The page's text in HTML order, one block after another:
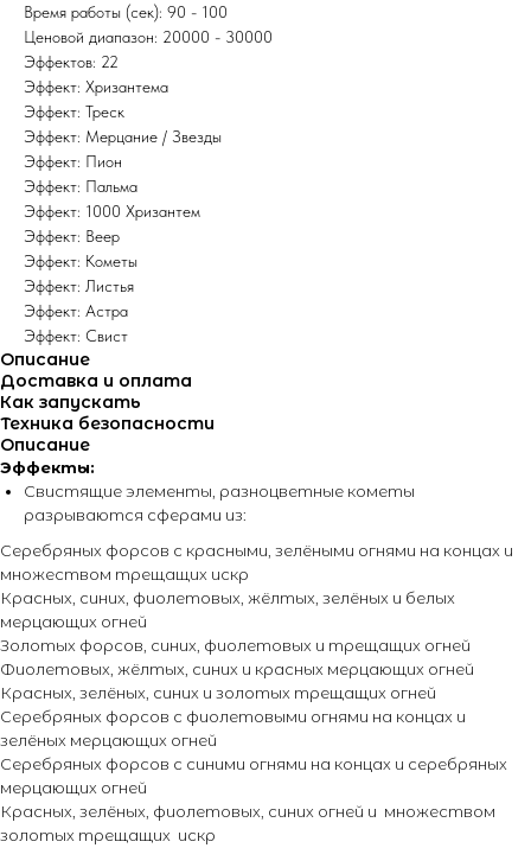
Время работы (сек): 90 - 100
Ценовой диапазон: 20000 - 30000
Эффектов: 22
Эффект: Хризантема
Эффект: Треск
Эффект: Мерцание / Звезды
Эффект: Пион
Эффект: Пальма
Эффект: 1000 Хризантем
Эффект: Веер
Эффект: Кометы
Эффект: Листья
Эффект: Астра
Эффект: Свист
Описание
Доставка и оплата
Как запускать
Техника безопасности
Описание
Эффекты:
Свистящие элементы, разноцветные кометы
разрываются сферами из:
Серебряных форсов с красными, зелёными огнями на концах и
множеством трещащих искр
Красных, синих, фиолетовых, жёлтых, зелёных и белых
мерцающих огней
Золотых форсов, синих, фиолетовых и трещащих огней
Фиолетовых, жёлтых, синих и красных мерцающих огней
Красных, зелёных, синих и золотых трещащих огней
Серебряных форсов с фиолетовыми огнями на концах и
зелёных мерцающих огней
Серебряных форсов с синими огнями на концах и серебряных
мерцающих огней
Красных, зелёных, фиолетовых, синих огней и множеством
золотых трещащих искр